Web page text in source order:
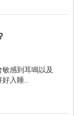
感到耳鳴以及
入睡...